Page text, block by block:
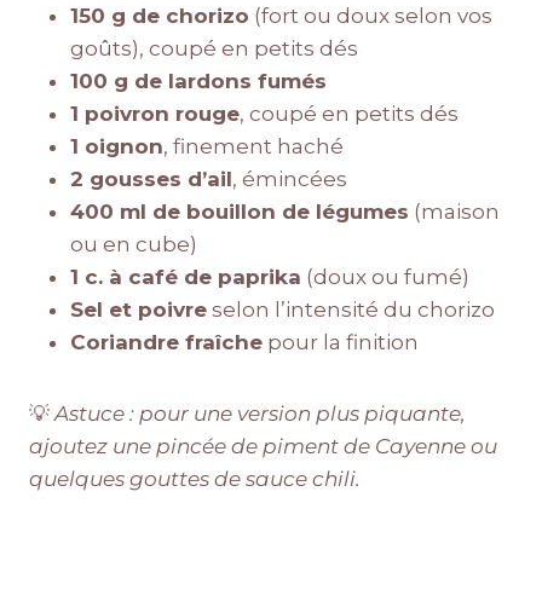
150 g de chorizo (fort ou doux selon vos
goûts), coupé en petits dés
100 g de lardons fumés
1 poivron rouge, coupé en petits dés
1 oignon, finement haché
2 gousses d’ail, émincées
400 ml de bouillon de légumes (maison
ou en cube)
1 c. à café de paprika (doux ou fumé)
Sel et poivre selon l’intensité du chorizo
Coriandre fraîche pour la finition
💡Astuce : pour une version plus piquante,
ajoutez une pincée de piment de Cayenne ou
quelques gouttes de sauce chili.